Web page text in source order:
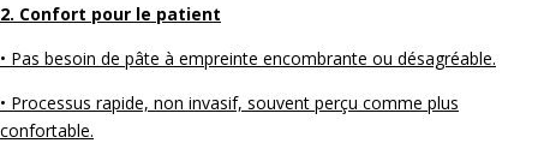
2. Confort pour le patient
• Pas besoin de pâte à empreinte encombrante ou désagréable.
• Processus rapide, non invasif, souvent perçu comme plus
confortable.